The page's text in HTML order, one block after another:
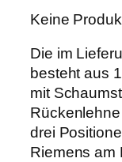
Keine
Die im
besteht aus
mit
drei
Riemens am